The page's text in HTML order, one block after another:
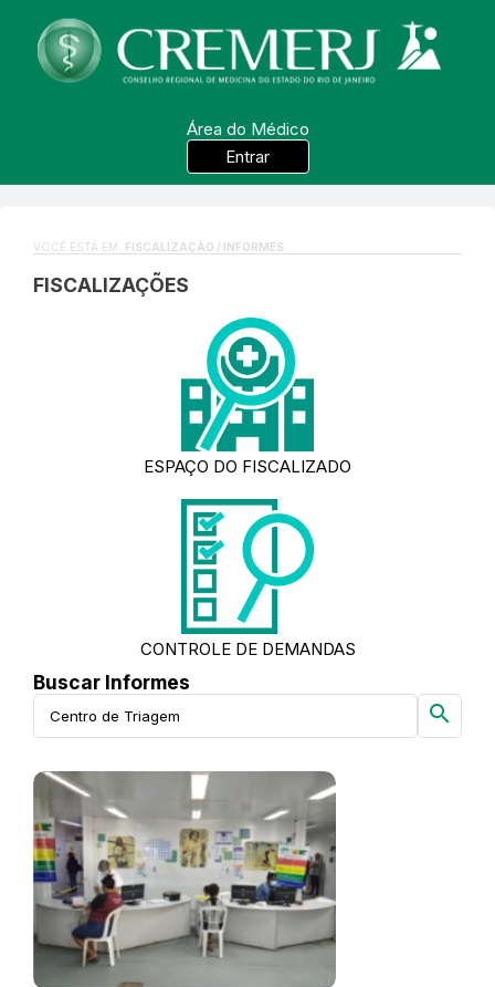
Área do Médico
Entrar
VOCÊ ESTÁ EM: FISCALIZAÇÃO / INFORMES
FISCALIZAÇÕES
ESPAÇO DO FISCALIZADO
CONTROLE DE DEMANDAS
Buscar Informes
search